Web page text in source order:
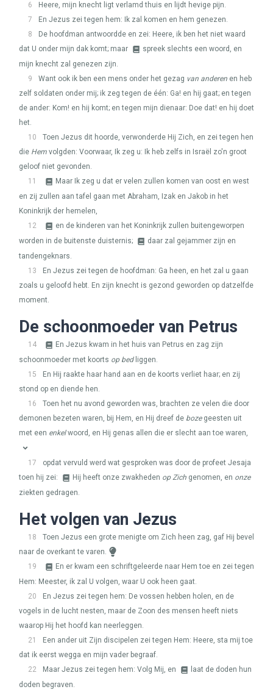
6
Heere, mijn knecht ligt verlamd thuis en lijdt hevige pijn.
7
En Jezus zei tegen hem: Ik zal komen en hem genezen.
8
De hoofdman antwoordde en zei: Heere, ik ben het niet waard
dat U onder mijn dak komt; maar
spreek slechts een woord, en
mijn knecht zal genezen zijn.
9
Want ook ik ben een mens onder het gezag van anderen en heb
zelf soldaten onder mij; ik zeg tegen de één: Ga! en hij gaat; en tegen
de ander: Kom! en hij komt; en tegen mijn dienaar: Doe dat! en hij doet
het.
10
Toen Jezus dit hoorde, verwonderde Hij Zich, en zei tegen hen
die Hem volgden: Voorwaar, Ik zeg u: Ik heb zelfs in Israël zo'n groot
geloof niet gevonden.
11
Maar Ik zeg u dat er velen zullen komen van oost en west
en zij zullen aan tafel gaan met Abraham, Izak en Jakob in het
Koninkrijk der hemelen,
12
en de kinderen van het Koninkrijk zullen buitengeworpen
worden in de buitenste duisternis;
daar zal gejammer zijn en
tandengeknars.
13
En Jezus zei tegen de hoofdman: Ga heen, en het zal u gaan
zoals u geloofd hebt. En zijn knecht is gezond geworden op datzelfde
moment.
De schoonmoeder van Petrus
14
En Jezus kwam in het huis van Petrus en zag zijn
schoonmoeder met koorts op bedliggen.
15
En Hij raakte haar hand aan en de koorts verliet haar; en zij
stond op en diende hen.
16
Toen het nu avond geworden was, brachten ze velen die door
demonen bezeten waren, bij Hem, en Hij dreef de bozegeesten uit
met een enkelwoord, en Hij genas allen die er slecht aan toe waren,
17
opdat vervuld werd wat gesproken was door de profeet Jesaja
toen hij zei:
Hij heeft onze zwakheden op Zich genomen, en onze
ziekten gedragen.
Het volgen van Jezus
18
Toen Jezus een grote menigte om Zich heen zag, gaf Hij bevel
naar de overkant te varen.
19
En er kwam een schriftgeleerde naar Hem toe en zei tegen
Hem: Meester, ik zal U volgen, waar U ook heen gaat.
20
En Jezus zei tegen hem: De vossen hebben holen, en de
vogels in de lucht nesten, maar de Zoon des mensen heeft niets
waarop Hij het hoofd kan neerleggen.
21
Een ander uit Zijn discipelen zei tegen Hem: Heere, sta mij toe
dat ik eerst wegga en mijn vader begraaf.
22
Maar Jezus zei tegen hem: Volg Mij, en
laat de doden hun
doden begraven.